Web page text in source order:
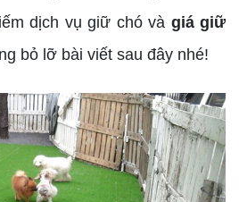
dịch vụ giữ chó và giá giữ
bỏ lỡ bài viết sau đây nhé!